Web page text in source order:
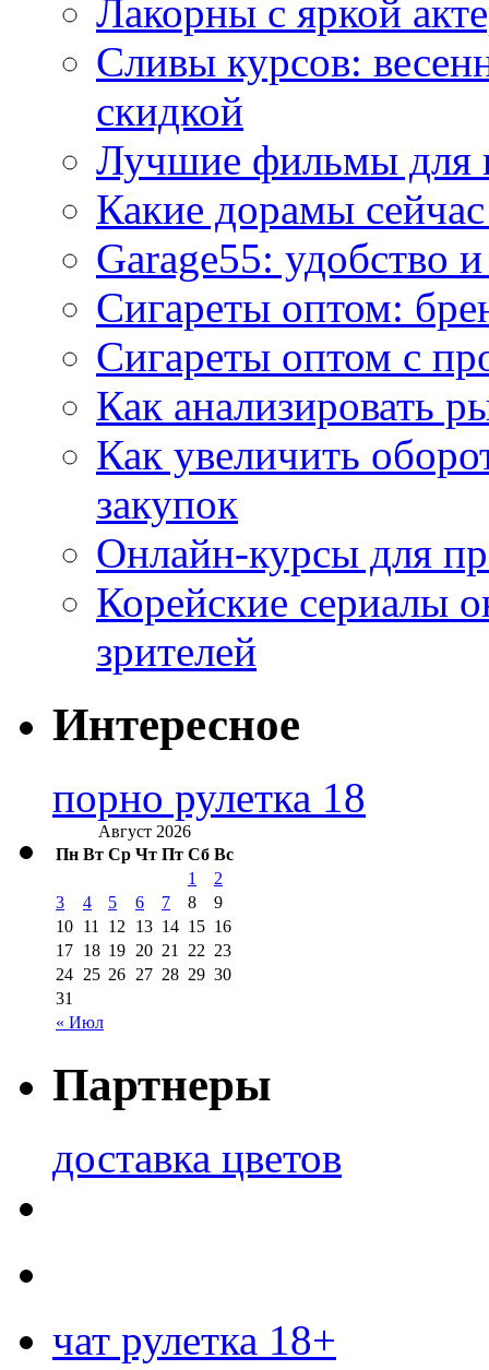
Лакорны с яркой
Сливы курсов:
скидкой
Лучшие фильмы для
Какие дорамы
Garage55: удобство
Сигареты оптом:
Сигареты оптом с
Как анализировать
Как увеличить
закупок
Онлайн-курсы для
Корейские сериалы
зрителей
Интересное
порно рулетка 18
Август 2026
Пн Вт Ср Чт Пт Сб Вс
« Июл
1
2
3
4 5 6 7 8
9
10 11 12 13 14 15 16
17 18 19 20 21 22 23
24 25 26 27 28 29 30
31
Партнеры
доставка цветов
чат рулетка 18+